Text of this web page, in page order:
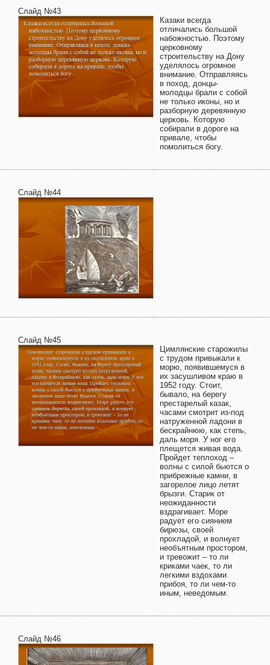
Слайд №43
Казаки всегда
отличались большой
набожностью. Поэтому
церковному
строительству на Дону
уделялось огромное
внимание. Отправляясь
в поход, донцы-
молодцы брали с собой
не только иконы, но и
разборную деревянную
церковь. Которую
собирали в дороге на
привале, чтобы
помолиться богу.
Слайд №44
Слайд №45
Цимлянские старожилы
с трудом привыкали к
морю, появившемуся в
их засушливом краю в
1952 году. Стоит,
бывало, на берегу
престарелый казак,
часами смотрит из-под
натруженной ладони в
бескрайнюю, как степь,
даль моря. У ног его
плещется живая вода.
Пройдет теплоход –
волны с силой бьются о
прибрежные камни, в
загорелое лицо летят
брызги. Старик от
неожиданности
вздрагивает. Море
радует его сиянием
бирюзы, своей
прохладой, и волнует
необъятным простором,
и тревожит – то ли
криками чаек, то ли
легкими вздохами
прибоя, то ли чем-то
иным, неведомым.
Слайд №46